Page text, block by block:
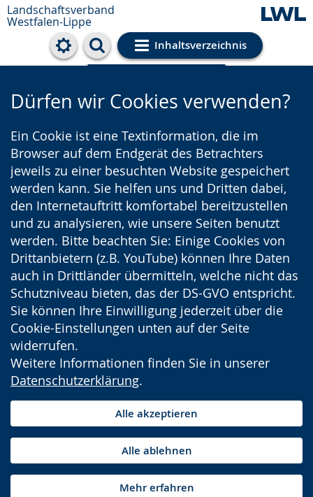
Landschaftsverband
Westfalen-Lippe
Inhaltsverzeichnis
Cookie-Einstellungen
Dürfen wir Cookies verwenden?
Ein Cookie ist eine Textinformation, die im
Browser auf dem Endgerät des Betrachters
jeweils zu einer besuchten Website gespeichert
werden kann. Sie helfen uns und Dritten dabei,
den Internetauftritt komfortabel bereitzustellen
und zu analysieren, wie unsere Seiten benutzt
werden. Bitte beachten Sie: Einige Cookies von
Drittanbietern (z.B. YouTube) können Ihre Daten
auch in Drittländer übermitteln, welche nicht das
Schutzniveau bieten, das der DS-GVO entspricht.
Sie können Ihre Einwilligung jederzeit über die
Cookie-Einstellungen unten auf der Seite
widerrufen.
Weitere Informationen finden Sie in unserer
Datenschutzerklärung.
Alle akzeptieren
Alle ablehnen
Mehr erfahren